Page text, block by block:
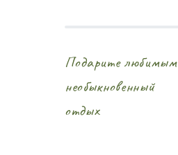
Подарите любимым
необыкновенный
отдых